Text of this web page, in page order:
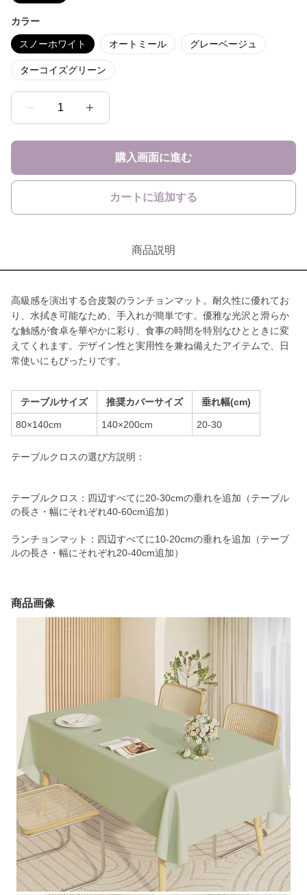
カラー
スノーホワイト オートミール グレーベージュ
ターコイズグリーン
1
購入画面に進む
カートに追加する
商品説明
高級感を演出する合皮製のランチョンマット。耐久性に優れてお
り、水拭き可能なため、手入れが簡単です。優雅な光沢と滑らか
な触感が食卓を華やかに彩り、食事の時間を特別なひとときに変
えてくれます。デザイン性と実用性を兼ね備えたアイテムで、日
常使いにもぴったりです。
テーブルサイズ 推奨カバーサイズ 垂れ幅(cm)
80×140cm 140×200cm 20-30
テーブルクロスの選び方説明：
テーブルクロス：四辺すべてに20-30cmの垂れを追加（テーブル
の長さ・幅にそれぞれ40-60cm追加）
ランチョンマット：四辺すべてに10-20cmの垂れを追加（テーブ
ルの長さ・幅にそれぞれ20-40cm追加）
商品画像